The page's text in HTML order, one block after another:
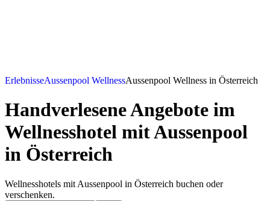
ErlebnisseAussenpool WellnessAussenpool Wellness in Österreich
Handverlesene Angebote im
Wellnesshotel mit Aussenpool
in Österreich
Wellnesshotels mit Aussenpool in Österreich buchen oder
verschenken.